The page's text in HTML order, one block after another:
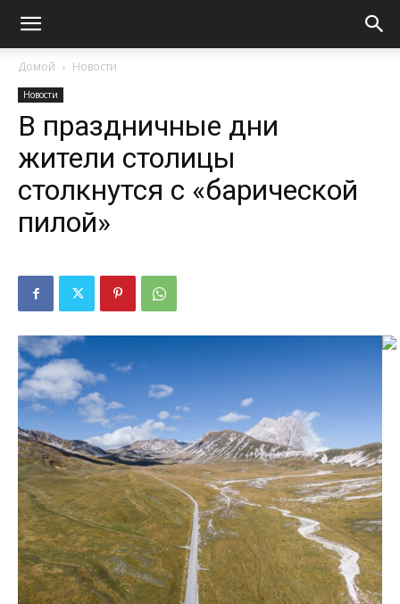
Домой Новости
Новости
В праздничные дни
жители столицы
столкнутся с «барической
пилой»